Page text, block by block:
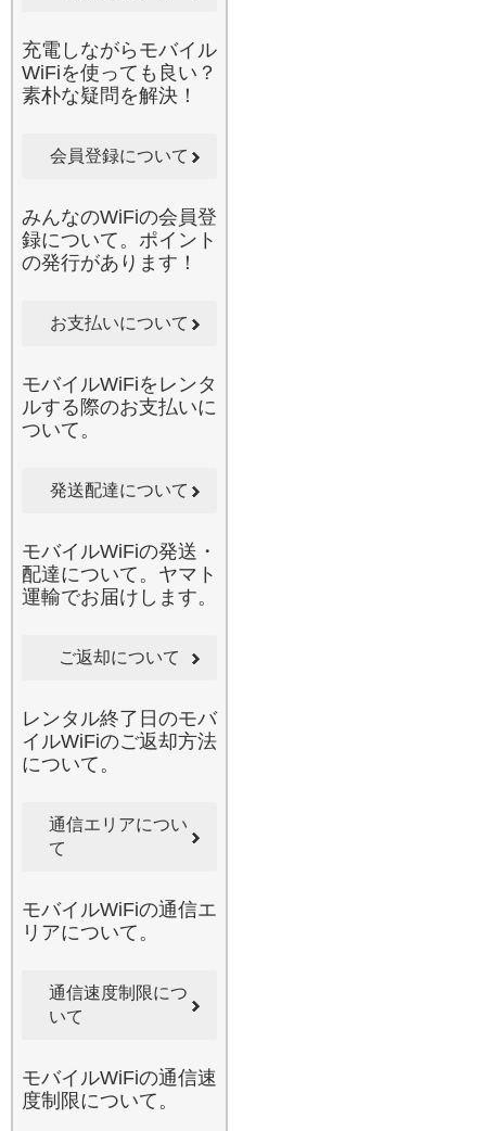
ビスです。お申し込みはオ
ンラインで完結し、お届け
もスピーディー。返却も同
函するだけと、驚くほど手
軽です。みんなのWi-Fiで
ルに合わせた多様なプラン
をご提案しております。通
信費を抑えつつ、いつでも
どこでも制限なしの快適な
方に、心からお勧めしたい
当店のレンタルWi-Fiは、1
台のルーターで複数のデバ
イスに同時接続が可能で
レット、ノートパソコンだ
め、ご家族やグループでの
国内旅行に最適です。例え
ば、お子様が後部座席で動
はナビアプリで目的地を確
認するといった使い方もこ
なのWi-Fiなら、ラクラク設
定ですぐにつながるため、
メカに詳しくない方でも安
へお出かけになる際も、当
店の広範囲カバーエリアの
絡手段としても役立ちま
す。みんなで便利にシェア
して、旅の思い出を共有し
2026.6.3
国内でのレンタル導入実績
ートまであらゆるシーンで
活躍します。当店のルータ
充電しながらモバイル
WiFiを使っても良い？
素朴な疑問を解決！
会員登録について
みんなのWiFiの会員登
録について。ポイント
の発行があります！
お支払いについて
モバイルWiFiをレンタ
ルする際のお支払いに
ついて。
発送配達について
モバイルWiFiの発送・
配達について。ヤマト
運輸でお届けします。
ご返却について
レンタル終了日のモバ
イルWiFiのご返却方法
について。
通信エリアについ
て
モバイルWiFiの通信エ
リアについて。
通信速度制限につ
いて
モバイルWiFiの通信速
度制限について。